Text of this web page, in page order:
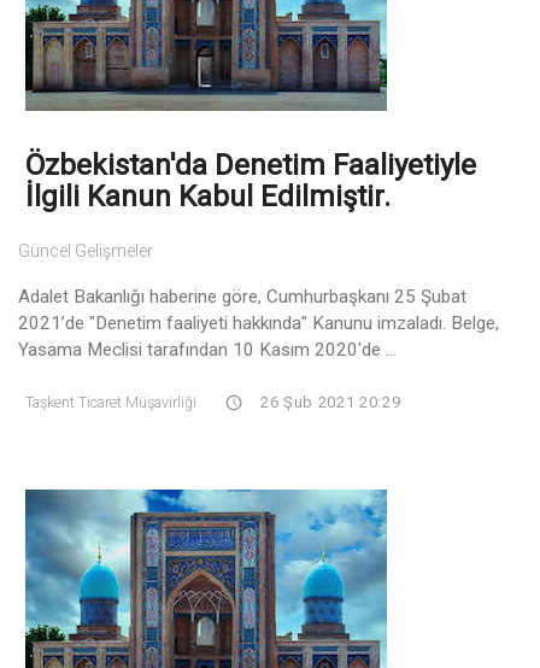
Özbekistan'da Denetim Faaliyetiyle
İlgili Kanun Kabul Edilmiştir.
Güncel Gelişmeler
Adalet Bakanlığı haberine göre, Cumhurbaşkanı 25 Şubat
2021’de "Denetim faaliyeti hakkında" Kanunu imzaladı. Belge,
Yasama Meclisi tarafından 10 Kasım 2020'de ...
Taşkent Ticaret Müşavirliği 26 Şub 2021 20:29